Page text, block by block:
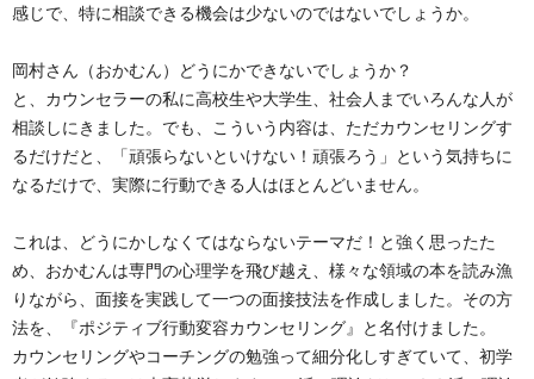
感じで、特に相談できる機会は少ないのではないでしょうか。
岡村さん（おかむん）どうにかできないでしょうか？
と、カウンセラーの私に高校生や大学生、社会人までいろんな人が
相談しにきました。でも、こういう内容は、ただカウンセリングす
るだけだと、「頑張らないといけない！頑張ろう」という気持ちに
なるだけで、実際に行動できる人はほとんどいません。
これは、どうにかしなくてはならないテーマだ！と強く思ったた
め、おかむんは専門の心理学を飛び越え、様々な領域の本を読み漁
りながら、面接を実践して一つの面接技法を作成しました。その方
法を、『ポジティブ行動変容カウンセリング』と名付けました。
カウンセリングやコーチングの勉強って細分化しすぎていて、初学